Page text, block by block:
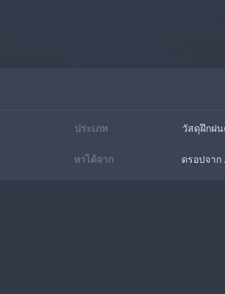
ประเภท วัสดุฝึกฝ
หาได้จาก ดรอปจาก